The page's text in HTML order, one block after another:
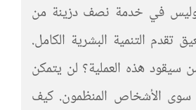
وليس في خدمة نصف دزينة من
تقدم التنمية البشرية الكامل.
سيقود هذه العملية؟ لن يتمكن
الأشخاص المنظمون. كيف